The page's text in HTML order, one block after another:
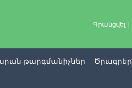
Գրանցվել |
թարգմանիչներ Ծրագրեր